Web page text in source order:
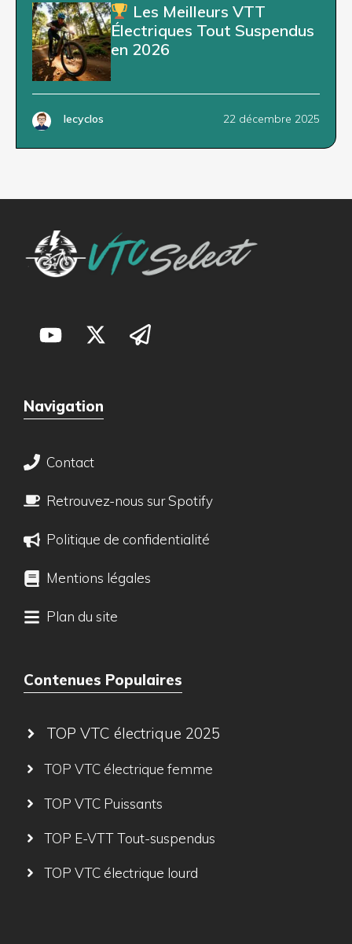
Les Meilleurs VTT
Électriques Tout Suspendus
en 2026
lecyclos 22 décembre 2025
Navigation
Contact
Retrouvez-nous sur Spotify
Politique de confidentialité
Mentions légales
Plan du site
Contenues Populaires
TOP VTC électrique 2025
TOP VTC électrique femme
TOP VTC Puissants
TOP E-VTT Tout-suspendus
TOP VTC électrique lourd